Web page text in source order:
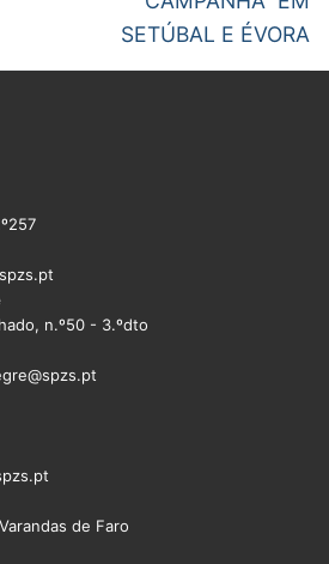
SETÚBAL E ÉVORA
n.º50 - 3.ºdto
de Faro